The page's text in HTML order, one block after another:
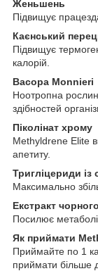
Женьшень
Підвищує
Каєнський
Підвищує
калорій.
Bacopa Monnieri
Ноотропна
здібностей
Піколінат хрому
Methyldrene Elite
апетиту.
Тригліцериди
Максимально
Екстракт
Посилює
Як приймати
Приймайте по 1
приймати більше